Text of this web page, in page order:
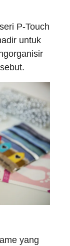
P-Touch
untuk
yang